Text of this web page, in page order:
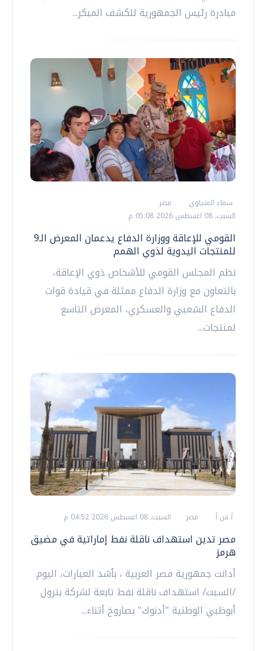
مبادرة رئيس الجمهورية للكشف المبكر...
سماء المنياوي
مصر
السبت، 08 اغسطس 2026 05:08 م
القومي للإعاقة ووزارة الدفاع يدعمان المعرض الـ9
للمنتجات اليدوية لذوي الهمم
نظم المجلس القومي للأشخاص ذوي الإعاقة،
بالتعاون مع وزارة الدفاع ممثلة في قيادة قوات
الدفاع الشعبي والعسكري، المعرض التاسع
لمنتجات...
أ ش أ مصر السبت، 08 اغسطس 2026 04:52 م
مصر تدين استهداف ناقلة نفط إماراتية في مضيق
هرمز
أدانت جمهورية مصر العربية ، بأشد العبارات، اليوم
/السبت/ استهداف ناقلة نفط تابعة لشركة بترول
أبوظبي الوطنية "أدنوك" بصاروخ أثناء...